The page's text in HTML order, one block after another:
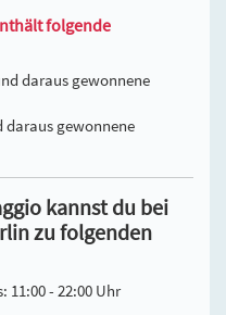
folgende
daraus gewonnene
daraus gewonnene
kannst du bei
zu folgenden
11:00 - 22:00 Uhr